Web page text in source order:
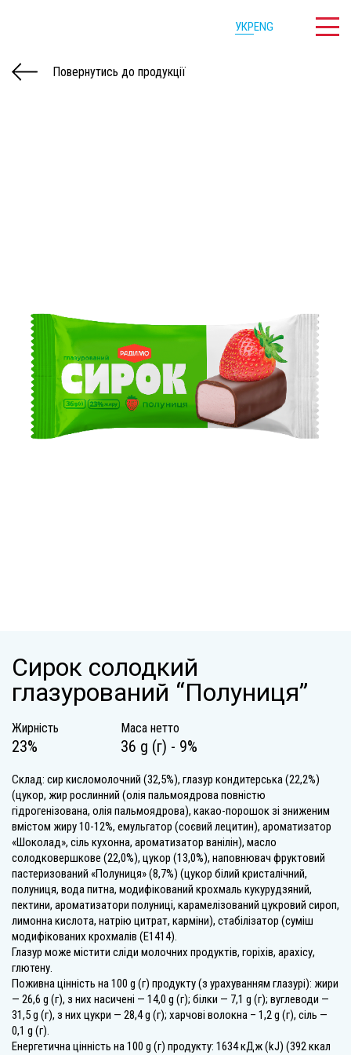
УКРENG
Повернутись до продукції
Сирок солодкий
глазурований “Полуниця”
Жирність Маса нетто
23% 36 g (г) - 9%
Склад: сир кисломолочний (32,5%), глазур кондитерська (22,2%)
(цукор, жир рослинний (олія пальмоядрова повністю
гідрогенізована, олія пальмоядрова), какао-порошок зі зниженим
вмістом жиру 10-12%, емульгатор (соєвий лецитин), ароматизатор
«Шоколад», сіль кухонна, ароматизатор ванілін), масло
солодковершкове (22,0%), цукор (13,0%), наповнювач фруктовий
пастеризований «Полуниця» (8,7%) (цукор білий кристалічний,
полуниця, вода питна, модифікований крохмаль кукурудзяний,
пектини, ароматизатори полуниці, карамелізований цукровий сироп,
лимонна кислота, натрію цитрат, карміни), стабілізатор (суміш
модифікованих крохмалів (Е1414).
Глазур може містити сліди молочних продуктів, горіхів, арахісу,
глютену.
Поживна цінність на 100 g (г) продукту (з урахуванням глазурі): жири
— 26,6 g (г), з них насичені — 14,0 g (г); білки — 7,1 g (г); вуглеводи —
31,5 g (г), з них цукри — 28,4 g (г); харчові волокна – 1,2 g (г), сіль —
0,1 g (г).
Енергетична цінність на 100 g (г) продукту: 1634 кДж (kJ) (392 ккал